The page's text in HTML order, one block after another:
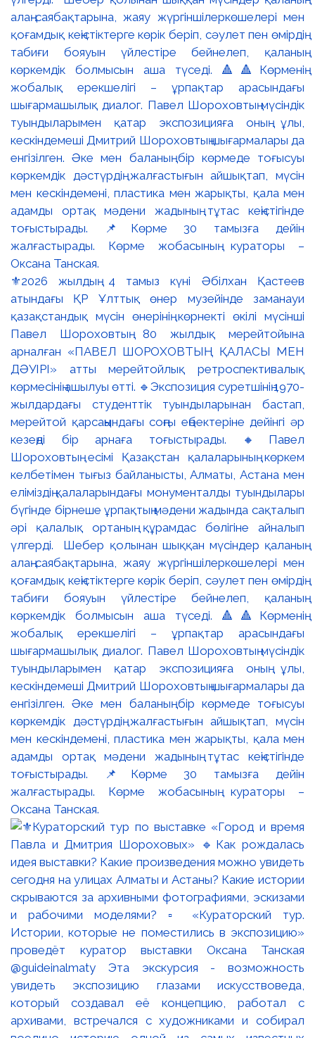
⚜️2026 жылдың 4 тамыз күні Әбілхан Қастеев
атындағы ҚР Ұлттық өнер музейінде заманауи
қазақстандық мүсін өнерінің көрнекті өкілі мүсінші
Павел Шороховтың 80 жылдық мерейтойына
арналған «ПАВЕЛ ШОРОХОВТЫҢ ҚАЛАСЫ МЕН
ДӘУІРІ» атты мерейтойлық ретроспективалық
көрмесінің ашылуы өтті. 🔹Экспозиция суретшінің 1970-
жылдардағы студенттік туындыларынан бастап,
мерейтой қарсаңындағы соңғы еңбектеріне дейінгі әр
кезеңді бір арнаға тоғыстырады. 🔸Павел
Шороховтың есімі Қазақстан қалаларының көркем
келбетімен тығыз байланысты, Алматы, Астана мен
еліміздің қалаларындағы монументалды туындылары
бүгінде бірнеше ұрпақтың мәдени жадында сақталып
әрі қалалық ортаның құрамдас бөлігіне айналып
үлгерді. Шебер қолынан шыққан мүсіндер қаланың
алаң-саябақтарына, жаяу жүргіншілеркөшелері мен
қоғамдық кеңістіктерге көрік беріп, сәулет пен өмірдің
табиғи бояуын үйлестіре бейнелеп, қаланың
көркемдік болмысын аша түседі. 🔺🔺Көрменің
жобалық ерекшелігі – ұрпақтар арасындағы
шығармашылық диалог. Павел Шороховтың мүсіндік
туындыларымен қатар экспозицияға оның ұлы,
кескіндемеші Дмитрий Шороховтың шығармалары да
енгізілген. Әке мен баланың бір көрмеде тоғысуы
көркемдік дәстүрдің жалғастығын айшықтап, мүсін
мен кескіндемені, пластика мен жарықты, қала мен
адамды ортақ мәдени жадының тұтас кеңістігінде
тоғыстырады. 📌Көрме 30 тамызға дейін
жалғастырады. Көрме жобасының кураторы –
Оксана Танская.